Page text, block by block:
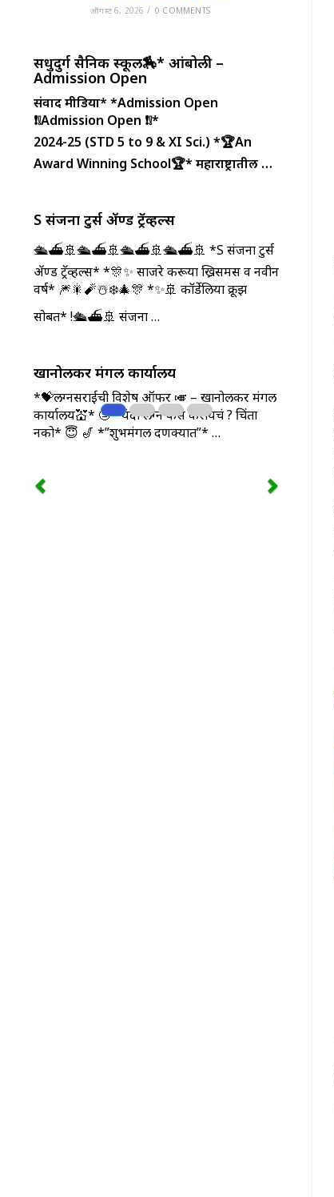
ऑगस्ट 6, 2026 / 0 COMMENTS
सिंधुदुर्ग सैनिक स्कूल🏇* आंबोली –
Admission Open
संवाद मीडिया**Admission Open
❗❕Admission Open ❗❕*
2024-25 (STD 5 to 9 & XI Sci.) *🏆An
Award Winning School🏆*महाराष्ट्रातील …
S संजना टुर्स ॲण्ड ट्रॅव्हल्स
🛳️⛴️🚢🛳️⛴️🚢🛳️⛴️🚢🛳️⛴️🚢 *S संजना टुर्स
ॲण्ड ट्रॅव्हल्स* *🎊✨ ️साजरे करूया ख्रिसमस व नवीन
वर्ष* 🎆🎇🧨☃️❄️🎄🎊 *✨️🚢 कॉर्डेलिया क्रूझ
सोबत* !🛳️⛴️🚢 संजना …
खानोलकर मंगल कार्यालय
*💝लग्नसराईची विशेष ऑफर 🎺 – खानोलकर मंगल
कार्यालय💒* 🤨 *यंदा लग्न कसं करायचं ? चिंता
नको* 😇 🎷 *”शुभमंगल दणक्यात”* …